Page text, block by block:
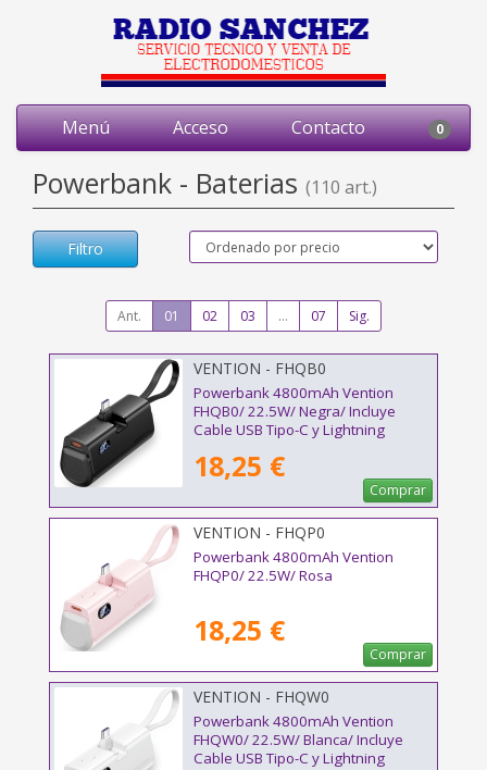
Menú Acceso Contacto 0
Powerbank - Baterias (110 art.)
Filtro
Ant. 01 02 03 ... 07 Sig.
VENTION - FHQB0
Powerbank 4800mAh Vention
FHQB0/ 22.5W/ Negra/ Incluye
Cable USB Tipo-C y Lightning
18,25 €
Comprar
VENTION - FHQP0
Powerbank 4800mAh Vention
FHQP0/ 22.5W/ Rosa
18,25 €
Comprar
VENTION - FHQW0
Powerbank 4800mAh Vention
FHQW0/ 22.5W/ Blanca/ Incluye
Cable USB Tipo-C y Lightning